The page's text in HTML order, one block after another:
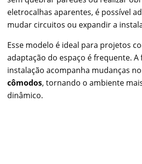
eletrocalhas aparentes, é possível
mudar circuitos ou expandir a
Esse modelo é ideal para projetos
adaptação do espaço é frequente. A
instalação acompanha mudanças
cômodos, tornando o ambiente
dinâmico.